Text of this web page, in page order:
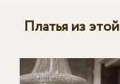
Платья из